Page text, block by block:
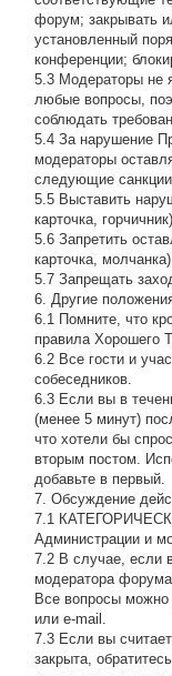
форум; закрывать
установленный
конференции;
5.3 Модераторы не
любые вопросы,
соблюдать
5.4 За нарушение
модераторы
следующие
5.5 Выставить
карточка, горчичник)
5.6 Запретить
карточка, молчанка)
5.7 Запрещать
6. Другие
6.1 Помните, что
правила Хорошего
6.2 Все гости и
собеседников.
6.3 Если вы в
(менее 5 минут)
что хотели бы
вторым постом.
добавьте в первый.
7. Обсуждение
7.1
Администрации и
7.2 В случае, если
модератора
Все вопросы можно
или e-mail.
7.3 Если вы
закрыта,